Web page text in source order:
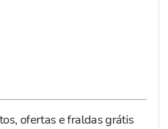
ofertas e fraldas grátis